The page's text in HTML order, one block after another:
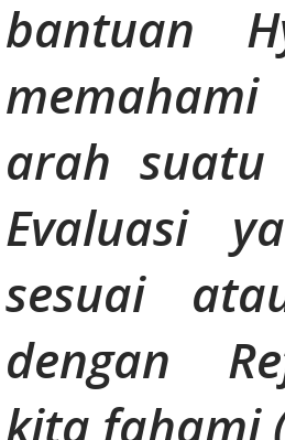
bantuan
arah
Evaluasi
sesuai
dengan
kita fahami